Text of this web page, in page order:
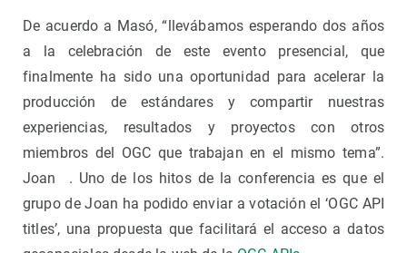
De acuerdo a Masó, “llevábamos esperando dos años
a la celebración de este evento presencial, que
finalmente ha sido una oportunidad para acelerar la
producción de estándares y compartir nuestras
experiencias, resultados y proyectos con otros
miembros del OGC que trabajan en el mismo tema”.
Joan . Uno de los hitos de la conferencia es que el
grupo de Joan ha podido enviar a votación el ‘OGC API
titles’, una propuesta que facilitará el acceso a datos